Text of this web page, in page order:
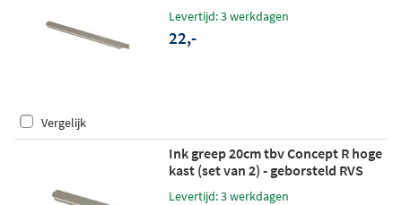
Levertijd: 3 werkdagen
22,-
Vergelijk
Ink greep 20cm tbv Concept R hoge
kast (set van 2) - geborsteld RVS
Levertijd: 3 werkdagen